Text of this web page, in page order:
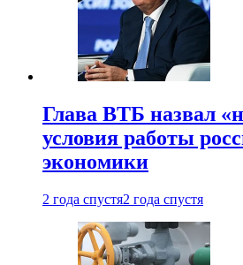
Глава ВТБ назвал
условия работы
экономики
2 года спустя2 года спустя